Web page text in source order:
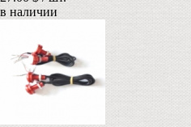
в наличии